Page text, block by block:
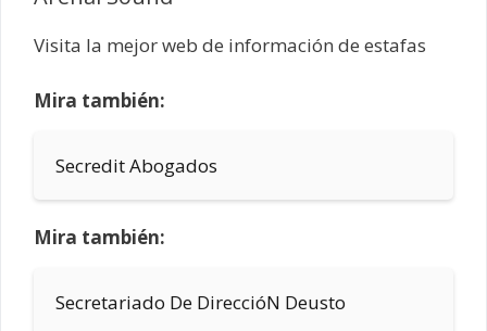
Visita la mejor web de información de estafas
Mira también:
Secredit Abogados
Mira también:
Secretariado De DireccióN Deusto